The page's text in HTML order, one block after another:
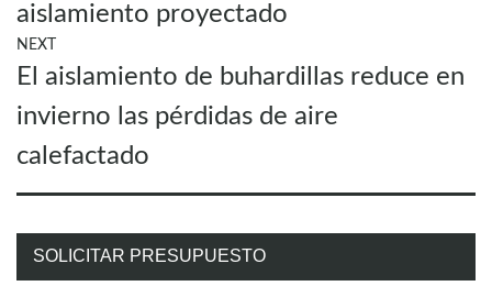
aislamiento proyectado
NEXT
Next
El aislamiento de buhardillas reduce en
invierno las pérdidas de aire
calefactado
SOLICITAR PRESUPUESTO